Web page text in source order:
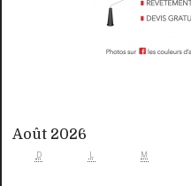
Août 2026
D L M